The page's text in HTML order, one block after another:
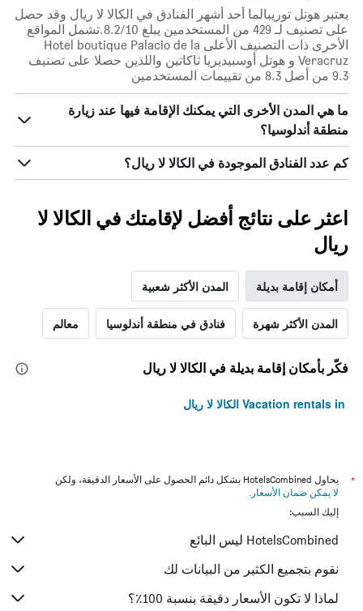
يعتبر هوتل توريبالما أحد أشهر الفنادق في الكالا لا ريال وقد حصل
على تصنيف لـ 429 من المستخدمين يبلغ 8.2/10.تشمل المواقع
الأخرى ذات التصنيف الأعلى Hotel boutique Palacio de la
Veracruz و هوتل أوسبيديريا ثاكاتين واللذين حصلا على تصنيف
9.3 من أصل 8.3 من تقييمات المستخدمين
ما هي المدن الأخرى التي يمكنك الإقامة فيها عند زيارة
منطقة أندلوسيا؟
كم عدد الفنادق الموجودة في الكالا لا ريال؟
اعثر على نتائج أفضل لإقامتك في الكالا لا
ريال
أمكان إقامة بديلة المدن الأكثر شعبية
المدن الأكثر شهرة فنادق في منطقة أندلوسيا معالم
فكّر بأمكان إقامة بديلة في الكالا لا ريال
Vacation rentals in الكالا لا ريال
*
يحاول HotelsCombined بشكل دائم الحصول على الأسعار الدقيقة، ولكن
لا يمكن ضمان الأسعار .
إليك السبب:
HotelsCombined ليس البائع
نقوم بتجميع الكثير من البيانات لك
لماذا لا تكون الأسعار دقيقة بنسبة 100٪؟